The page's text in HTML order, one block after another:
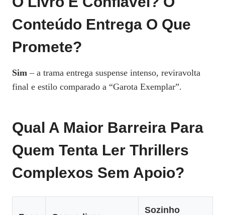
Conteúdo Entrega O Que
Promete?
Sim – a trama entrega suspense intenso, reviravolta
final e estilo comparado a “Garota Exemplar”.
Qual A Maior Barreira Para
Quem Tenta Ler Thrillers
Complexos Sem Apoio?
Sozinho